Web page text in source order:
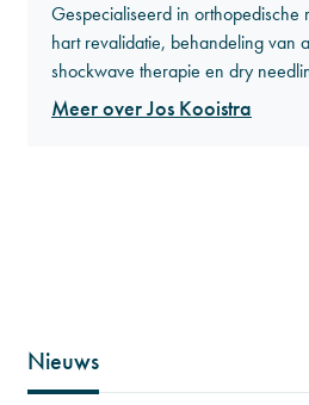
Gespecialiseerd in orthopedische
hart revalidatie, behandeling van
shockwave therapie en dry
Meer over Jos Kooistra
Nieuws